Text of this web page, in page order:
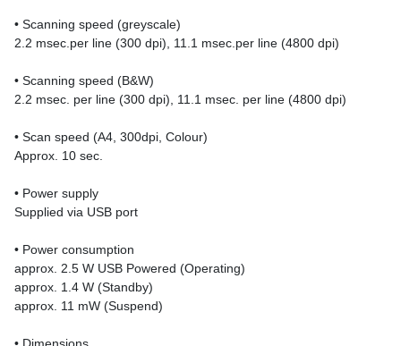
• Scanning speed (greyscale)
2.2 msec.per line (300 dpi), 11.1 msec.per line (4800 dpi)
• Scanning speed (B&W)
2.2 msec. per line (300 dpi), 11.1 msec. per line (4800 dpi)
• Scan speed (A4, 300dpi, Colour)
Approx. 10 sec.
• Power supply
Supplied via USB port
• Power consumption
approx. 2.5 W USB Powered (Operating)
approx. 1.4 W (Standby)
approx. 11 mW (Suspend)